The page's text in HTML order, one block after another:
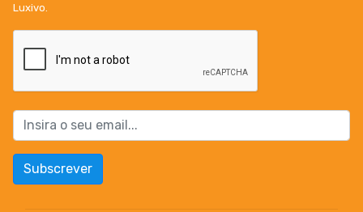
Luxivo.
Subscrever